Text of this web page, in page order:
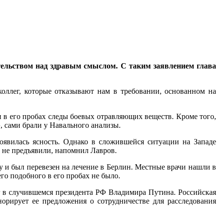
над здравым смыслом. С таким заявлением глава
которые отказывают нам в требовании, основанном на
его пробах следы боевых отравляющих веществ. Кроме того,
брали у Навального анализы.
ясность. Однако в сложившейся ситуации на Западе
не предъявили, напомнил Лавров.
был перевезен на лечение в Берлин. Местные врачи нашли в
подобного в его пробах не было.
президента РФ Владимира Путина. Российская
ее предложения о сотрудничестве для расследования